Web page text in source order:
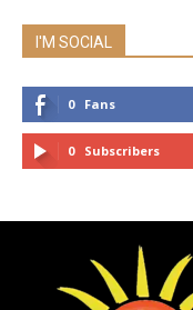
I'M SOCIAL
0 Fans
0 Subscribers